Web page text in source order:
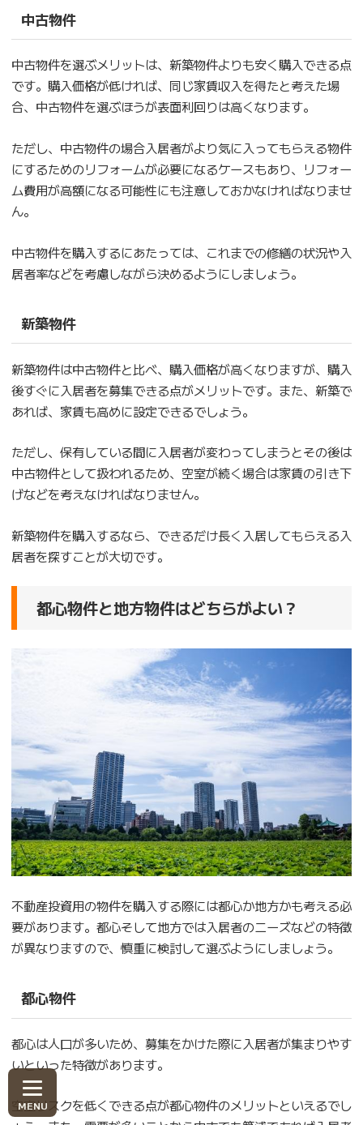
中古物件
中古物件を選ぶメリットは、新築物件よりも安く購入できる点
です。購入価格が低ければ、同じ家賃収入を得たと考えた場
合、中古物件を選ぶほうが表面利回りは高くなります。
ただし、中古物件の場合入居者がより気に入ってもらえる物件
にするためのリフォームが必要になるケースもあり、リフォー
ム費用が高額になる可能性にも注意しておかなければなりませ
ん。
中古物件を購入するにあたっては、これまでの修繕の状況や入
居者率などを考慮しながら決めるようにしましょう。
新築物件
新築物件は中古物件と比べ、購入価格が高くなりますが、購入
後すぐに入居者を募集できる点がメリットです。また、新築で
あれば、家賃も高めに設定できるでしょう。
ただし、保有している間に入居者が変わってしまうとその後は
中古物件として扱われるため、空室が続く場合は家賃の引き下
げなどを考えなければなりません。
新築物件を購入するなら、できるだけ長く入居してもらえる入
居者を探すことが大切です。
都心物件と地方物件はどちらがよい？
不動産投資用の物件を購入する際には都心か地方かも考える必
要があります。都心そして地方では入居者のニーズなどの特徴
が異なりますので、慎重に検討して選ぶようにしましょう。
都心物件
都心は人口が多いため、募集をかけた際に入居者が集まりやす
いといった特徴があります。
空室リスクを低くできる点が都心物件のメリットといえるでし